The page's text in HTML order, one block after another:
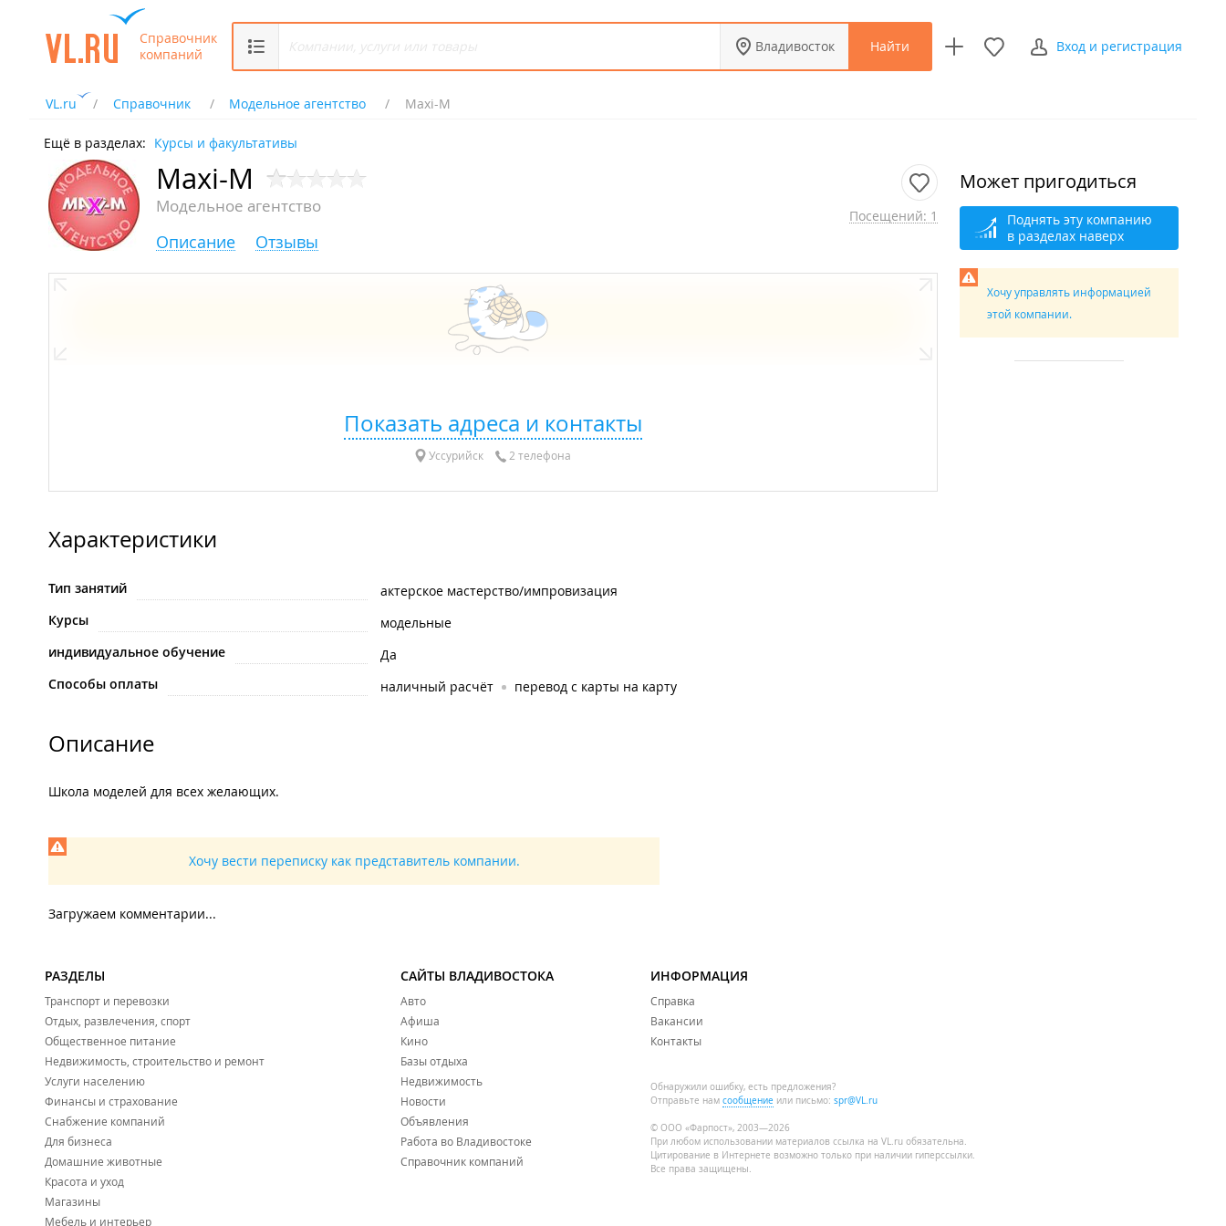
Справочник
компаний
Владивосток Найти Вход и регистрация
VL.ru Справочник Модельное агентство Maxi-M
Ещё в разделах: Курсы и факультативы
Maxi-M
Модельное агентство Посещений: 1
Описание Отзывы
Показать адреса и контакты
Уссурийск 2 телефона
Характеристики
Тип занятий
актерское мастерство/импровизация
Курсы
модельные
индивидуальное обучение
Да
Способы оплаты
наличный расчёт перевод с карты на карту
Описание
Школа моделей для всех желающих.
Хочу вести переписку как представитель компании.
Загружаем комментарии...
Может пригодиться
Поднять эту компанию
в разделах наверх
Хочу управлять информацией
этой компании.
РАЗДЕЛЫ
Транспорт и перевозки
Отдых, развлечения, спорт
Общественное питание
Недвижимость, строительство и ремонт
Услуги населению
Финансы и страхование
Снабжение компаний
Для бизнеса
Домашние животные
Красота и уход
Магазины
Мебель и интерьер
САЙТЫ ВЛАДИВОСТОКА
Авто
Афиша
Кино
Базы отдыха
Недвижимость
Новости
Объявления
Работа во Владивостоке
Справочник компаний
ИНФОРМАЦИЯ
Справка
Вакансии
Контакты
Обнаружили ошибку, есть предложения?
Отправьте нам сообщение или письмо: spr@VL.ru
© ООО «Фарпост», 2003—2026
При любом использовании материалов ссылка на VL.ru обязательна.
Цитирование в Интернете возможно только при наличии гиперссылки.
Все права защищены.